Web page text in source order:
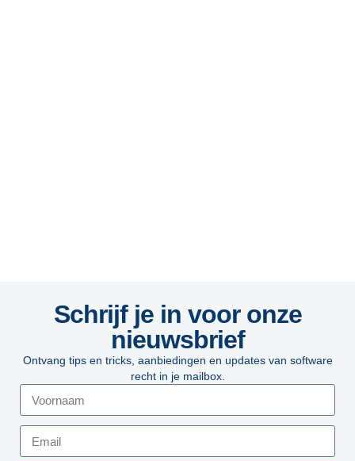
Schrijf je in voor onze
nieuwsbrief
Ontvang tips en tricks, aanbiedingen en updates van software
recht in je mailbox.